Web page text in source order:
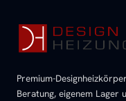
Premium-
Beratung, eigenem Lager